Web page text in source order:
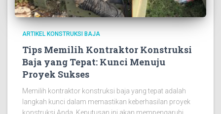
ARTIKEL KONSTRUKSI BAJA
Tips Memilih Kontraktor Konstruksi
Baja yang Tepat: Kunci Menuju
Proyek Sukses
Memilih kontraktor konstruksi baja yang tepat adalah
langkah kunci dalam memastikan keberhasilan proyek
konstruksi Anda. Keputusan ini akan mempengaruhi